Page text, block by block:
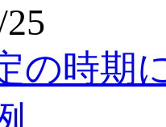
の時期